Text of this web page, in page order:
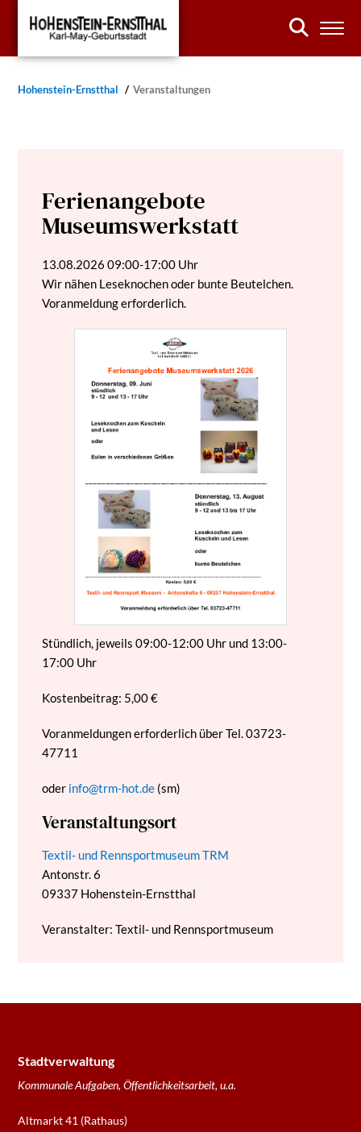
Hohenstein-Ernstthal Veranstaltungen
Ferienangebote
Museumswerkstatt
13.08.202609:00-17:00 Uhr
Wir nähen Leseknochen oder bunte Beutelchen.
Voranmeldung erforderlich.
Stündlich, jeweils 09:00-12:00 Uhr und 13:00-
17:00 Uhr
Kostenbeitrag: 5,00 €
Voranmeldungen erforderlich über Tel. 03723-
47711
oder info@trm-hot.de (sm)
Veranstaltungsort
Textil- und Rennsportmuseum TRM
Antonstr. 6
09337 Hohenstein-Ernstthal
Veranstalter: Textil- und Rennsportmuseum
Stadtverwaltung
Kommunale Aufgaben, Öffentlichkeitsarbeit, u.a.
Altmarkt 41 (Rathaus)